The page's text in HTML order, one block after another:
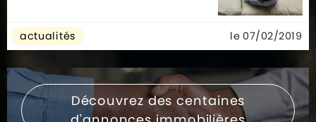
actualités le 07/02/2019
Découvrez des centaines